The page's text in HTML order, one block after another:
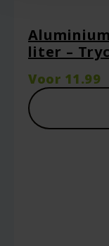
liter –
Voor 11.99